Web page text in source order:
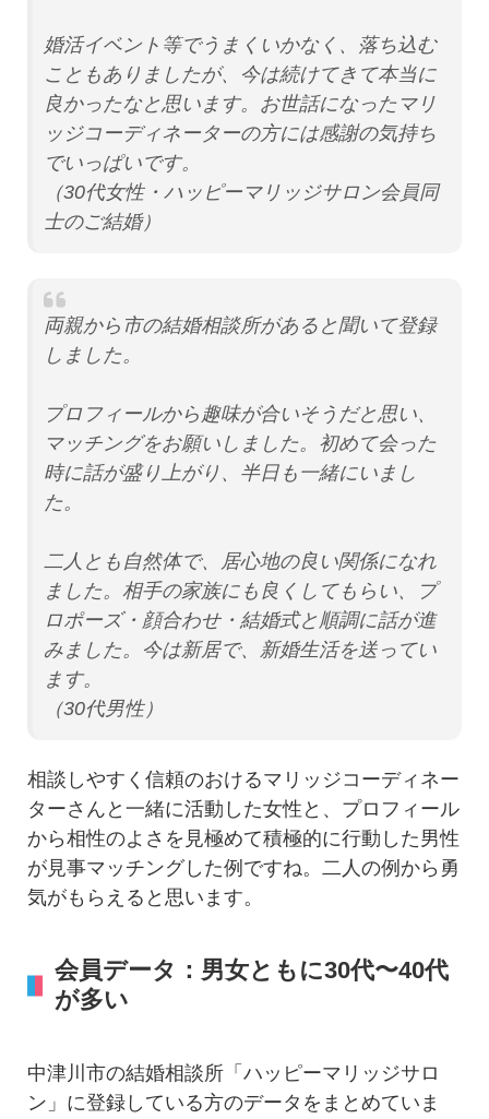
婚活イベント等でうまくいかなく、落ち込む
こともありましたが、今は続けてきて本当に
良かったなと思います。お世話になったマリ
ッジコーディネーターの方には感謝の気持ち
でいっぱいです。
（30代女性・ハッピーマリッジサロン会員同
士のご結婚）
両親から市の結婚相談所があると聞いて登録
しました。
プロフィールから趣味が合いそうだと思い、
マッチングをお願いしました。初めて会った
時に話が盛り上がり、半日も一緒にいまし
た。
二人とも自然体で、居心地の良い関係になれ
ました。相手の家族にも良くしてもらい、プ
ロポーズ・顔合わせ・結婚式と順調に話が進
みました。今は新居で、新婚生活を送ってい
ます。
（30代男性）
相談しやすく信頼のおけるマリッジコーディネー
ターさんと一緒に活動した女性と、プロフィール
から相性のよさを見極めて積極的に行動した男性
が見事マッチングした例ですね。二人の例から勇
気がもらえると思います。
会員データ：男女ともに30代〜40代
が多い
中津川市の結婚相談所「ハッピーマリッジサロ
ン」に登録している方のデータをまとめていま